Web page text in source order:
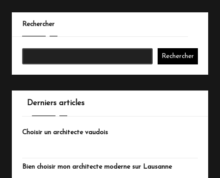
Rechercher
Rechercher
Derniers articles
Choisir un architecte vaudois
Bien choisir mon architecte moderne sur Lausanne